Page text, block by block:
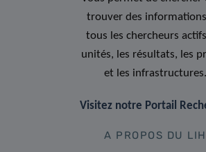
trouver des
tous les chercheurs
unités, les résultats, les
et les infrastructures.
Visitez notre Portail
A PROPOS DU LIH